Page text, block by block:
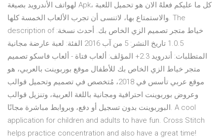
لهواتف الأندرويد بصيغة Apk، كل ما عليكم فعلهُ الان هو تحميل اللعبة
والاستمتاع بها، لاتنسى أن تجرب الألعاب الخمسة كلها. The
description of خياط متجر تصميم الزي الخاص بك. أحدث نسخة:
1.0.5 تاريخ النشر: 5 من آب 2016 الفئة: لعبة عارضة مجانية
المتطلبات: أندرويد 2.3+ المؤلف: ألعاب فتاة - ألعاب فاسكو تصميم
متجر خياط الزي الخاص بك للأطفال موقع بوربوينت بالعربي، هو
موقع عربي تأسس في 2018، مُتخصص في تصميم وتحميل قوالب
وعروض بوربوينت احترافية ومجانية باللغة العربية، وتنزيل قوالب
البوربوينت بدون تسجيل أو دفع، وبروابط مباشرة مجانًا. A cool
application for children and adults to have fun. Cross Stitch
helps practice concentration and also have a great time!